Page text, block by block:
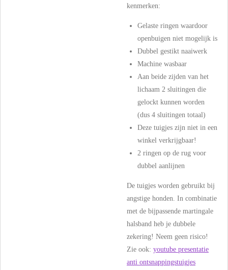
kenmerken:
Gelaste ringen waardoor
openbuigen niet mogelijk is
Dubbel gestikt naaiwerk
Machine wasbaar
Aan beide zijden van het
lichaam 2 sluitingen die
gelockt kunnen worden
(dus 4 sluitingen totaal)
Deze tuigjes zijn niet in een
winkel verkrijgbaar!
2 ringen op de rug voor
dubbel aanlijnen
De tuigjes worden gebruikt bij
angstige honden. In combinatie
met de bijpassende martingale
halsband heb je dubbele
zekering! Neem geen risico!
Zie ook: youtube presentatie
anti ontsnappingstuigjes